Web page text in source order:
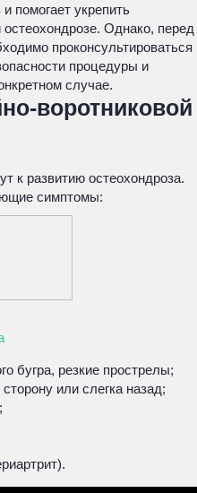
помогает укрепить
Однако, перед
проконсультироваться
процедуры и
случае.
воротниковой
к развитию остеохондроза.
симптомы:
бугра, резкие прострелы;
или слегка назад;